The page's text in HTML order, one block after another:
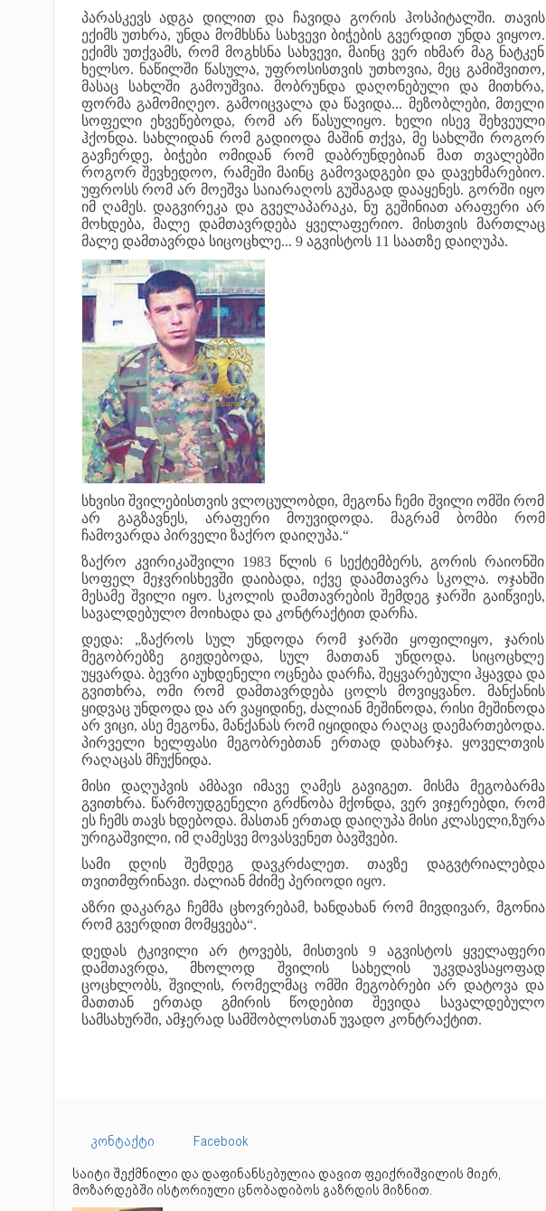
პარასკევს ადგა დილით და ჩავიდა გორის ჰოსპიტალში. თავის
ექიმს უთხრა, უნდა მომხსნა სახვევი ბიჭების გვერდით უნდა ვიყოო.
ექიმს უთქვამს, რომ მოგხსნა სახვევი, მაინც ვერ იხმარ მაგ ნატკენ
ხელსო. ნაწილში წასულა, უფროსისთვის უთხოვია, მეც გამიშვითო,
მასაც სახლში გამოუშვია. მობრუნდა დაღონებული და მითხრა,
ფორმა გამომიღეო. გამოიცვალა და წავიდა... მეზობლები, მთელი
სოფელი ეხვეწებოდა, რომ არ წასულიყო. ხელი ისევ შეხვეული
ჰქონდა. სახლიდან რომ გადიოდა მაშინ თქვა, მე სახლში როგორ
გავჩერდე, ბიჭები ომიდან რომ დაბრუნდებიან მათ თვალებში
როგორ შევხედოო, რამეში მაინც გამოვადგები და დავეხმარებიო.
უფროსს რომ არ მოეშვა საიარაღოს გუშაგად დააყენეს. გორში იყო
იმ ღამეს. დაგვირეკა და გველაპარაკა, ნუ გეშინიათ არაფერი არ
მოხდება, მალე დამთავრდება ყველაფერიო. მისთვის მართლაც
მალე დამთავრდა სიცოცხლე... 9 აგვისტოს 11 საათზე დაიღუპა.
სხვისი შვილებისთვის ვლოცულობდი, მეგონა ჩემი შვილი ომში რომ
არ გაგზავნეს, არაფერი მოუვიდოდა. მაგრამ ბომბი რომ
ჩამოვარდა პირველი ზაქრო დაიღუპა.“
ზაქრო კვირიკაშვილი 1983 წლის 6 სექტემბერს, გორის რაიონში
სოფელ მეჯვრისხევში დაიბადა, იქვე დაამთავრა სკოლა. ოჯახში
მესამე შვილი იყო. სკოლის დამთავრების შემდეგ ჯარში გაიწვიეს,
სავალდებულო მოიხადა და კონტრაქტით დარჩა.
დედა: „ზაქროს სულ უნდოდა რომ ჯარში ყოფილიყო, ჯარის
მეგობრებზე გიჟდებოდა, სულ მათთან უნდოდა. სიცოცხლე
უყვარდა. ბევრი აუხდენელი ოცნება დარჩა, შეყვარებული ჰყავდა და
გვითხრა, ომი რომ დამთავრდება ცოლს მოვიყვანო. მანქანის
ყიდვაც უნდოდა და არ ვაყიდინე, ძალიან მეშინოდა, რისი მეშინოდა
არ ვიცი, ასე მეგონა, მანქანას რომ იყიდიდა რაღაც დაემართებოდა.
პირველი ხელფასი მეგობრებთან ერთად დახარჯა. ყოველთვის
რაღაცას მჩუქნიდა.
მისი დაღუპვის ამბავი იმავე ღამეს გავიგეთ. მისმა მეგობარმა
გვითხრა. წარმოუდგენელი გრძნობა მქონდა, ვერ ვიჯერებდი, რომ
ეს ჩემს თავს ხდებოდა. მასთან ერთად დაიღუპა მისი კლასელი,ზურა
ურიგაშვილი, იმ ღამესვე მოვასვენეთ ბავშვები.
სამი დღის შემდეგ დავკრძალეთ. თავზე დაგვტრიალებდა
თვითმფრინავი. ძალიან მძიმე პერიოდი იყო.
აზრი დაკარგა ჩემმა ცხოვრებამ, ხანდახან რომ მივდივარ, მგონია
რომ გვერდით მომყვება“.
დედას ტკივილი არ ტოვებს, მისთვის 9 აგვისტოს ყველაფერი
დამთავრდა, მხოლოდ შვილის სახელის უკვდავსაყოფად
ცოცხლობს, შვილის, რომელმაც ომში მეგობრები არ დატოვა და
მათთან ერთად გმირის წოდებით შევიდა სავალდებულო
სამსახურში, ამჯერად სამშობლოსთან უვადო კონტრაქტით.
კონტაქტი
Facebook
საიტი შექმნილი და დაფინანსებულია დავით ფეიქრიშვილის მიერ,
მოზარდებში ისტორიული ცნობადიბოს გაზრდის მიზნით.